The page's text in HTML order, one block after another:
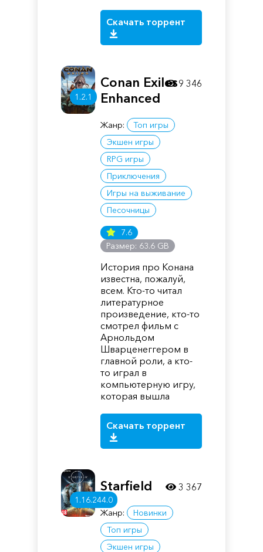
Скачать торрент
1.2.1
Conan Exiles
Enhanced
Жанр:
Топ игры
Экшен игры
RPG игры
Приключения
Игры на выживание
Песочницы
7.6
Размер: 63.6 GB
История про Конана
известна, пожалуй,
всем. Кто-то читал
литературное
произведение, кто-то
смотрел фильм с
Арнольдом
Шварценеггером в
главной роли, а кто-
то играл в
компьютерную игру,
которая вышла
Скачать торрент
9 346
1.16.244.0
Starfield
Жанр:
Новинки
Топ игры
Экшен игры
3 367